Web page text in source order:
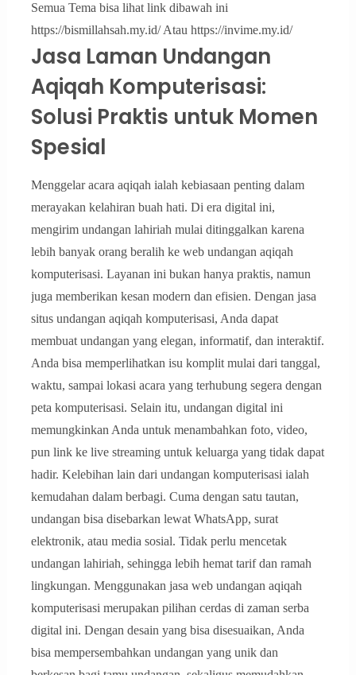
Semua Tema bisa lihat link dibawah ini
https://bismillahsah.my.id/ Atau https://invime.my.id/
Jasa Laman Undangan
Aqiqah Komputerisasi:
Solusi Praktis untuk Momen
Spesial
Menggelar acara aqiqah ialah kebiasaan penting dalam
merayakan kelahiran buah hati. Di era digital ini,
mengirim undangan lahiriah mulai ditinggalkan karena
lebih banyak orang beralih ke web undangan aqiqah
komputerisasi. Layanan ini bukan hanya praktis, namun
juga memberikan kesan modern dan efisien. Dengan jasa
situs undangan aqiqah komputerisasi, Anda dapat
membuat undangan yang elegan, informatif, dan interaktif.
Anda bisa memperlihatkan isu komplit mulai dari tanggal,
waktu, sampai lokasi acara yang terhubung segera dengan
peta komputerisasi. Selain itu, undangan digital ini
memungkinkan Anda untuk menambahkan foto, video,
pun link ke live streaming untuk keluarga yang tidak dapat
hadir. Kelebihan lain dari undangan komputerisasi ialah
kemudahan dalam berbagi. Cuma dengan satu tautan,
undangan bisa disebarkan lewat WhatsApp, surat
elektronik, atau media sosial. Tidak perlu mencetak
undangan lahiriah, sehingga lebih hemat tarif dan ramah
lingkungan. Menggunakan jasa web undangan aqiqah
komputerisasi merupakan pilihan cerdas di zaman serba
digital ini. Dengan desain yang bisa disesuaikan, Anda
bisa mempersembahkan undangan yang unik dan